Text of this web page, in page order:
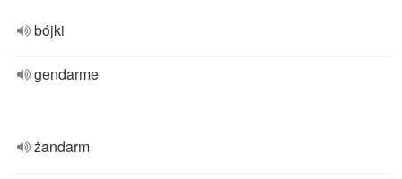
bójki
gendarme
żandarm